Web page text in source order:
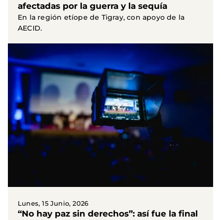
afectadas por la guerra y la sequía
En la región etíope de Tigray, con apoyo de la
AECID.
Lunes, 15 Junio, 2026
“No hay paz sin derechos”: así fue la final